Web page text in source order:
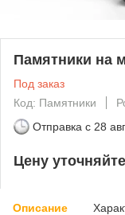
Памятники на
Под заказ
Код: Памятники
Отправка с 28
Цену уточняйте
Описание